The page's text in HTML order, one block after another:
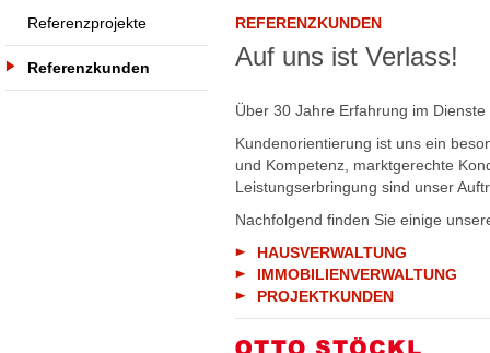
Referenzprojekte
Referenzkunden
REFERENZKUNDEN
Auf uns ist Verlass!
Über 30 Jahre Erfahrung im
Kundenorientierung ist uns ein
und Kompetenz, marktgerechte
Leistungserbringung sind unser
Nachfolgend finden Sie einige
HAUSVERWALTUNG
IMMOBILIENVERWALTUNG
PROJEKTKUNDEN